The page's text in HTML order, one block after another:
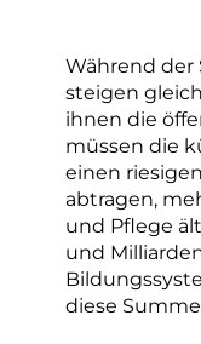
Während der
steigen
ihnen die
müssen die
einen
abtragen,
und Pflege
und
diese